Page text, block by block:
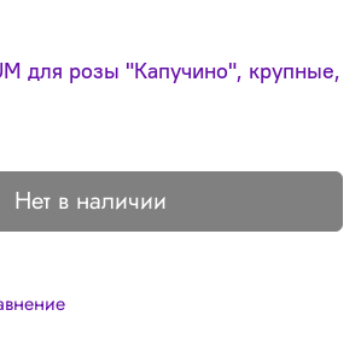
для розы "Капучино", крупные,
Нет в наличии